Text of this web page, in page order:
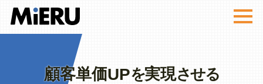
MiERU
顧客単価UPを実現させる